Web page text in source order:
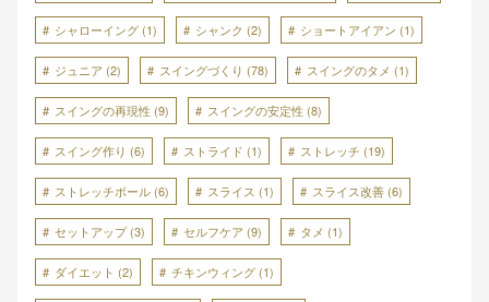
シャローイング (1) シャンク (2) ショートアイアン (1)
ジュニア (2) スイングづくり (78) スイングのタメ (1)
スイングの再現性 (9) スイングの安定性 (8)
スイング作り (6) ストライド (1) ストレッチ (19)
ストレッチボール (6) スライス (1) スライス改善 (6)
セットアップ(3) セルフケア (9) タメ (1)
ダイエット (2) チキンウィング (1)